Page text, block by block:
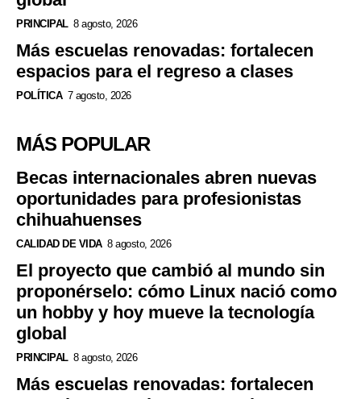
PRINCIPAL 8 agosto, 2026
Más escuelas renovadas: fortalecen
espacios para el regreso a clases
POLÍTICA 7 agosto, 2026
MÁS POPULAR
Becas internacionales abren nuevas
oportunidades para profesionistas
chihuahuenses
CALIDAD DE VIDA 8 agosto, 2026
El proyecto que cambió al mundo sin
proponérselo: cómo Linux nació como
un hobby y hoy mueve la tecnología
global
PRINCIPAL 8 agosto, 2026
Más escuelas renovadas: fortalecen